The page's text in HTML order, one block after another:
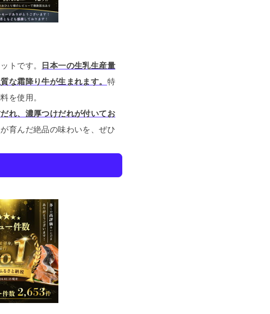
トです。
日本一の生乳生産量
な霜降り牛が生まれます。 特
を使用。
れ、濃厚つけだれが付いてお
育んだ絶品の味わいを、ぜひ